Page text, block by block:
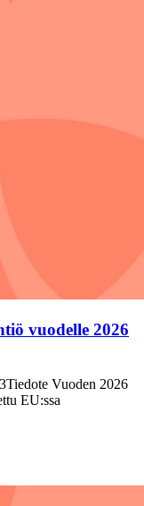
vuodelle 2026
Vuoden 2026
EU:ssa